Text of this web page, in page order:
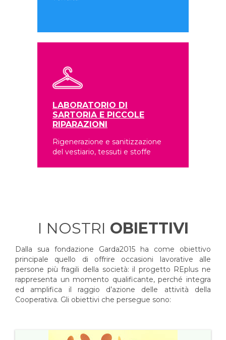
LABORATORIO DI
SARTORIA E PICCOLE
RIPARAZIONI
Rigenerazione e sanitizzazione
del vestiario, tessuti e stoffe
I NOSTRI OBIETTIVI
Dalla sua fondazione Garda2015 ha come obiettivo
principale quello di offrire occasioni lavorative alle
persone più fragili della società: il progetto REplus ne
rappresenta un momento qualificante, perché integra
ed amplifica il raggio d’azione delle attività della
Cooperativa. Gli obiettivi che persegue sono: